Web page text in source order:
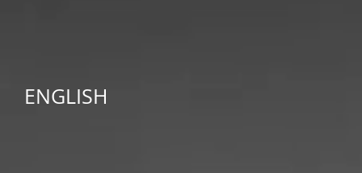
ENGLISH